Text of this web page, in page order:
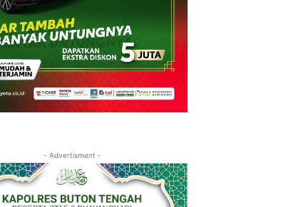
- Advertisment -